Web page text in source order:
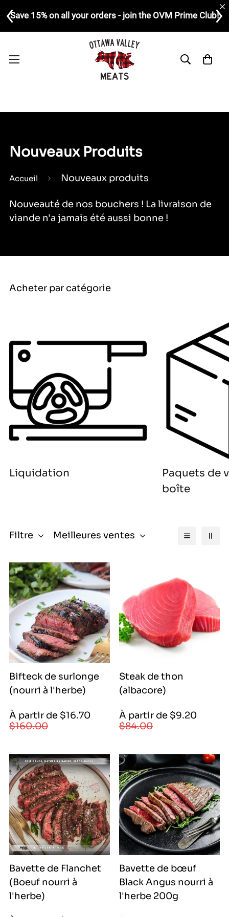
Save 15% on all your orders - join the OVM Prime Club!
Nouveaux Produits
Accueil Nouveaux produits
Nouveauté de nos bouchers ! La livraison de
viande n'a jamais été aussi bonne !
Acheter par catégorie
Liquidation
Paquets de
boîte
Filtre Meilleures ventes
Bifteck de surlonge
(nourri à l'herbe)
Prix
de
1670|
1670|
28100|
16000|
29700
À partir de $16.70
Prix
régulier
$160.00
Steak de thon
(albacore)
Prix
de
920|
920|
7700|
8400|
9200
À partir de $9.20
Prix
régulier
$84.00
Bavette de Flanchet
(Boeuf nourri à
l'herbe)
Bavette de bœuf
Black Angus nourri à
l'herbe 200g